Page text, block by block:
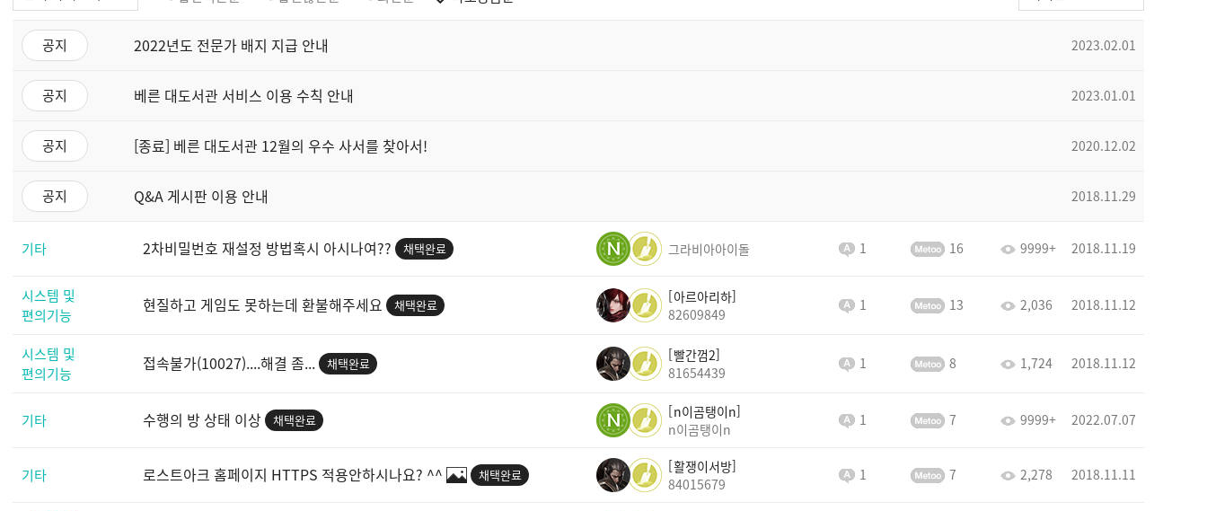
공지 2022년도 전문가 배지 지급 안내 2023.02.01
공지 베른 대도서관 서비스 이용 수칙 안내 2023.01.01
공지 [종료] 베른 대도서관 12월의 우수 사서를 찾아서! 2020.12.02
공지 Q&A 게시판 이용 안내 2018.11.29
기타 2차비밀번호 재설정 방법혹시 아시나여?? 채택완료 그라비아아이돌 1 16 9999+ 2018.11.19
시스템 및
편의기능
현질하고 게임도 못하는데 환불해주세요 채택완료
아르아리하
82609849
1 13 2,036 2018.11.12
시스템 및
편의기능
접속불가(10027)....해결 좀... 채택완료
빨간껌2
81654439
1 8 1,724 2018.11.12
기타 수행의 방 상태 이상 채택완료
n이곰탱이n
n이곰탱이n
1 7 9999+ 2022.07.07
기타 로스트아크 홈페이지 HTTPS 적용안하시나요? ^^ 채택완료
활쟁이서방
84015679
1 7 2,278 2018.11.11